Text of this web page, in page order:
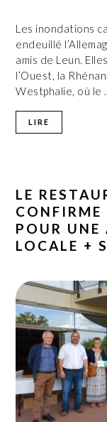
Les inondations
endeuillé
amis de Leun.
l’Ouest, la
Westphalie, où le
LIRE
LE
CONFIRME
POUR
LOCALE +